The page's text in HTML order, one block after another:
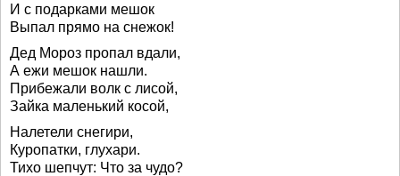
И с подарками мешок
Выпал прямо на снежок!
Дед Мороз пропал вдали,
А ежи мешок нашли.
Прибежали волк с лисой,
Зайка маленький косой,
Налетели снегири,
Куропатки, глухари.
Тихо шепчут: Что за чудо?